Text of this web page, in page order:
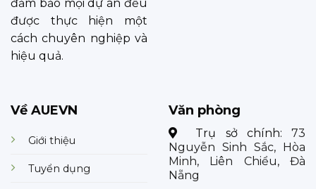
đảm bảo mọi dự án đều
được thực hiện một
cách chuyên nghiệp và
hiệu quả.
Về AUEVN
Giới thiệu
Tuyển dụng
Văn phòng
Trụ sở chính: 73
Nguyễn Sinh Sắc, Hòa
Minh, Liên Chiểu, Đà
Nẵng